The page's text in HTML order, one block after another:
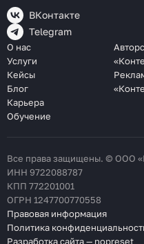
ВКонтакте
Telegram
О нас
Услуги
Кейсы
Блог
Карьера
Обучение
Все права защищены. © ООО
ИНН 9722088787
КПП 772201001
ОГРН 1247700770558
Правовая информация
Политика
Разработка сайта — nopreset